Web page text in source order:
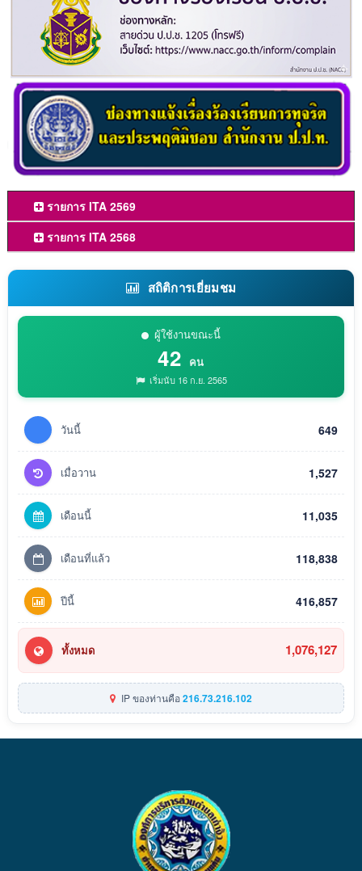
รายการ ITA 2569
รายการ ITA 2568
สถิติการเยี่ยมชม
ผู้ใช้งานขณะนี้
42 คน
เริ่มนับ 16 ก.ย. 2565
วันนี้ 649
เมื่อวาน 1,527
เดือนนี้ 11,035
เดือนที่แล้ว 118,838
ปีนี้ 416,857
ทั้งหมด 1,076,127
IP ของท่านคือ216.73.216.102